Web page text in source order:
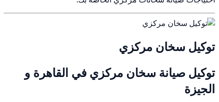
توكيل سخان مركزي
توكيل صيانة سخان مركزي في القاهرة و
الجيزة